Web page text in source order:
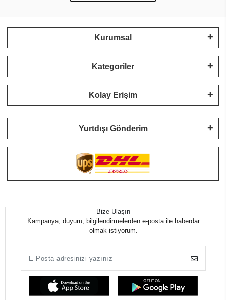
Kurumsal
Kategoriler
Kolay Erişim
Yurtdışı Gönderim
Bize Ulaşın
Kampanya, duyuru, bilgilendirmelerden e-posta ile haberdar
olmak istiyorum.